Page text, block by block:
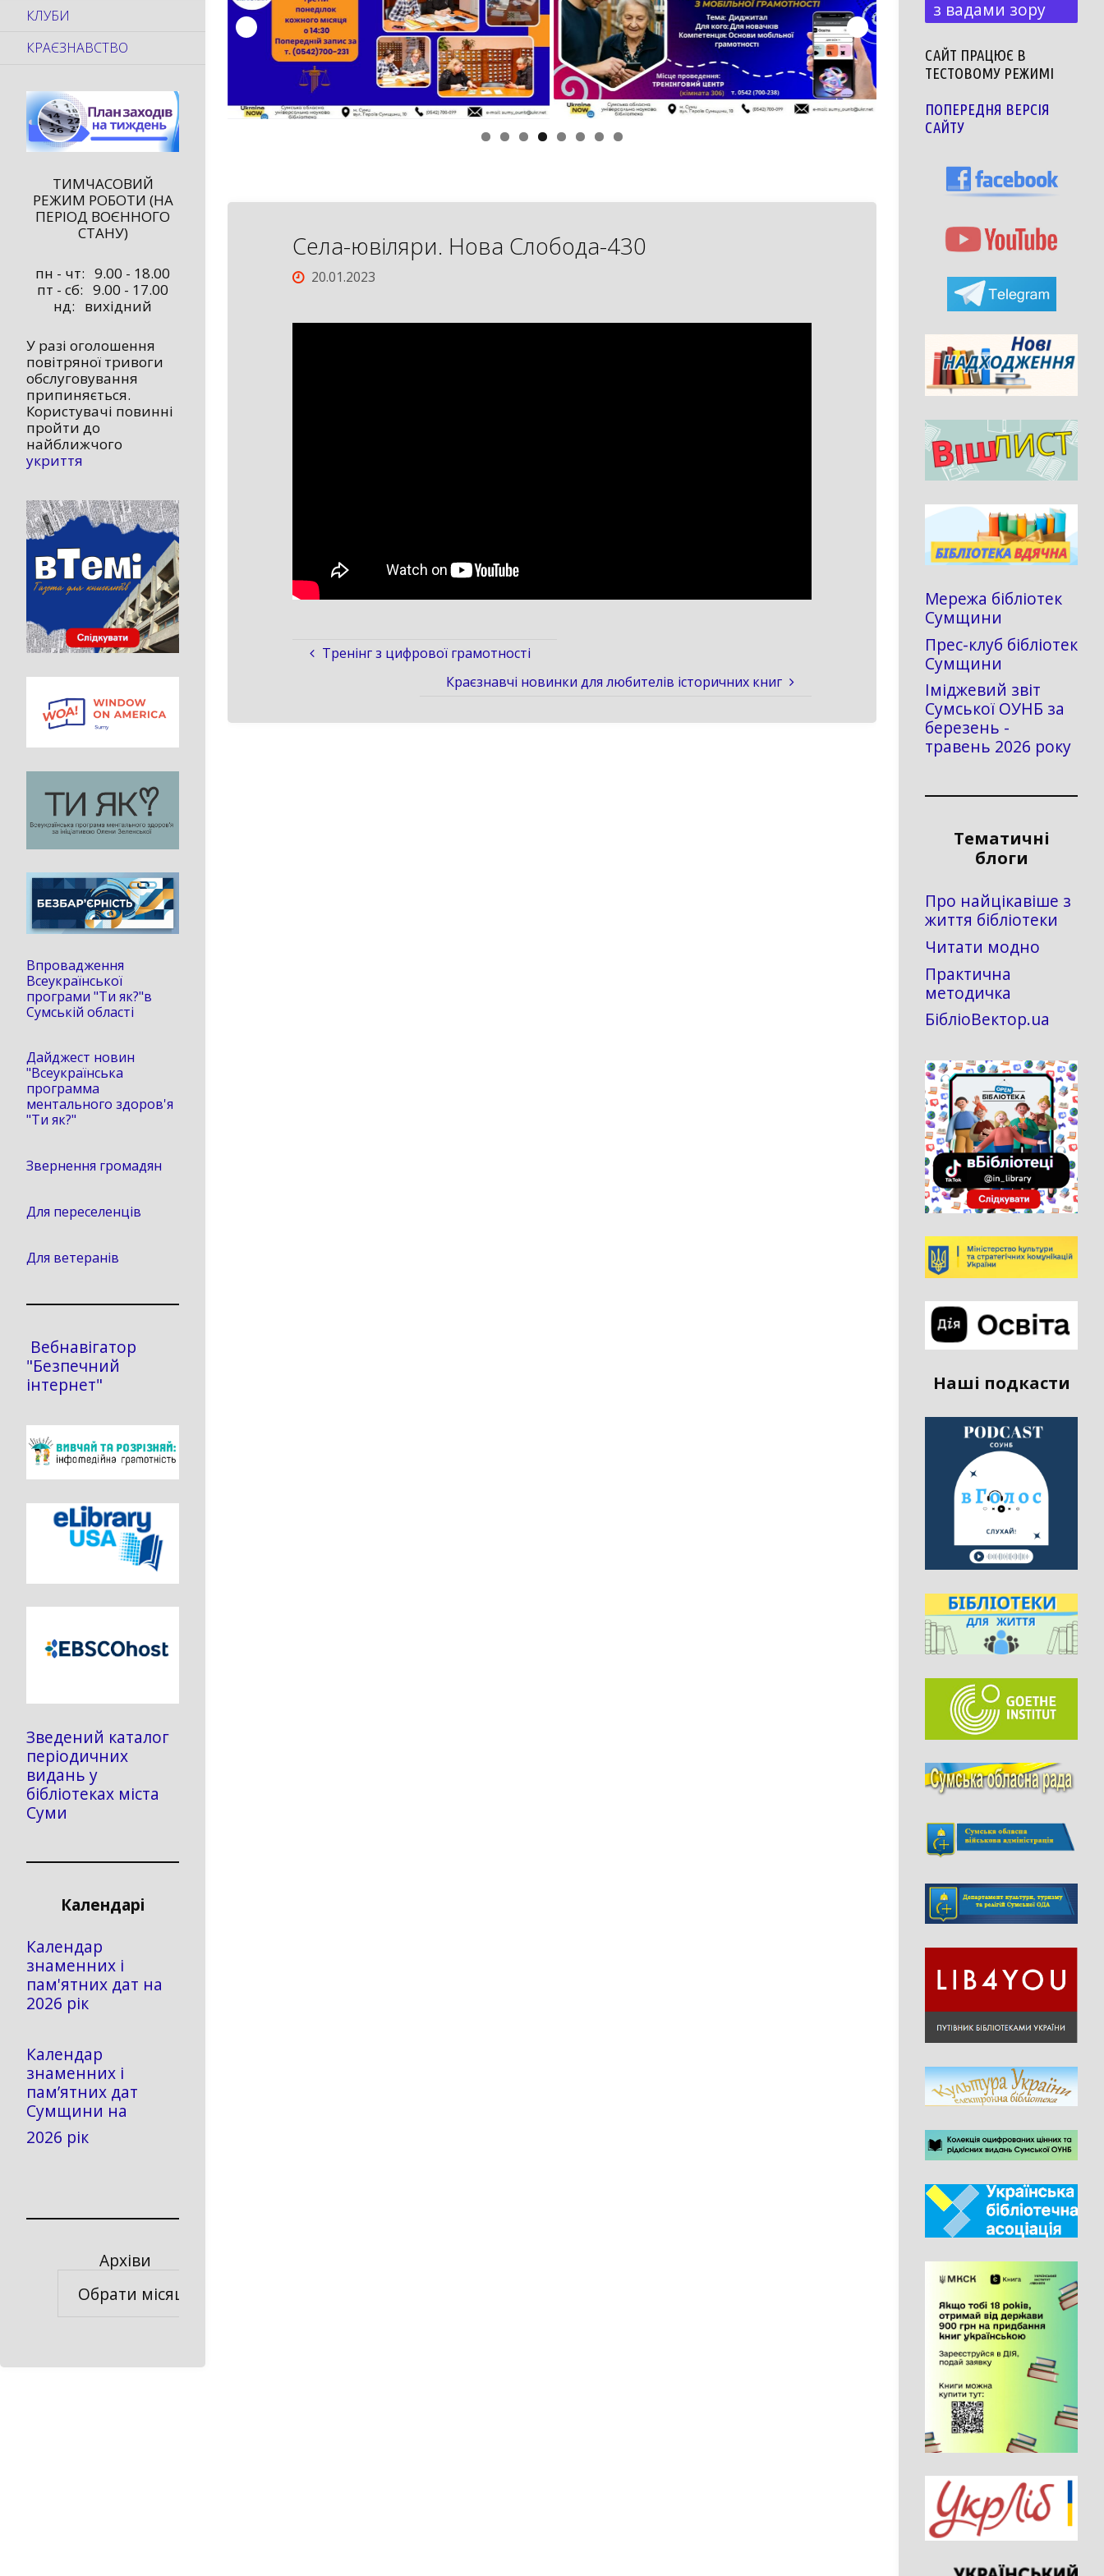
Села-ювіляри. Нова Слобода-430
20.01.2023
Тренінг з цифрової грамотності
Краєзнавчі новинки для любителів історичних книг
КЛУБИ
КРАЄЗНАВСТВО
ТИМЧАСОВИЙ
РЕЖИМ РОБОТИ (НА
ПЕРІОД ВОЄННОГО
СТАНУ)
пн - чт: 9.00 - 18.00
пт - сб: 9.00 - 17.00
нд: вихідний
У разі оголошення
повітряної тривоги
обслуговування
припиняється.
Користувачі повинні
пройти до
найближчого
укриття
Впровадження
Всеукраїнської
програми "Ти як?"в
Сумській області
Дайджест новин
"Всеукраїнська
программа
ментального здоров'я
"Ти як?"
Звернення громадян
Для переселенців
Для ветеранів
Вебнавігатор
"Безпечний
інтернет"
Зведений каталог
періодичних
видань у
бібліотеках міста
Суми
Календарі
Календар
знаменних і
пам'ятних дат на
2026 рік
Календар
знаменних і
пам’ятних дат
Сумщини на
2026 рік
Архіви
з вадами зору
САЙТ ПРАЦЮЄ В
ТЕСТОВОМУ РЕЖИМІ
ПОПЕРЕДНЯ ВЕРСІЯ
САЙТУ
Мережа бібліотек
Сумщини
Прес-клуб бібліотек
Сумщини
Іміджевий звіт
Сумської ОУНБ за
березень -
травень 2026 року
Тематичні
блоги
Про найцікавіше з
життя бібліотеки
Читати модно
Практична
методичка
БібліоВектор.ua
Наші подкасти